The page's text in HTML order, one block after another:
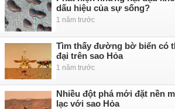
dấu hiệu của sự sống?
1 năm trước
Tìm thấy đường bờ biển có
đại trên sao Hỏa
1 năm trước
Nhiều đột phá mới đặt nền
lạc với sao Hỏa